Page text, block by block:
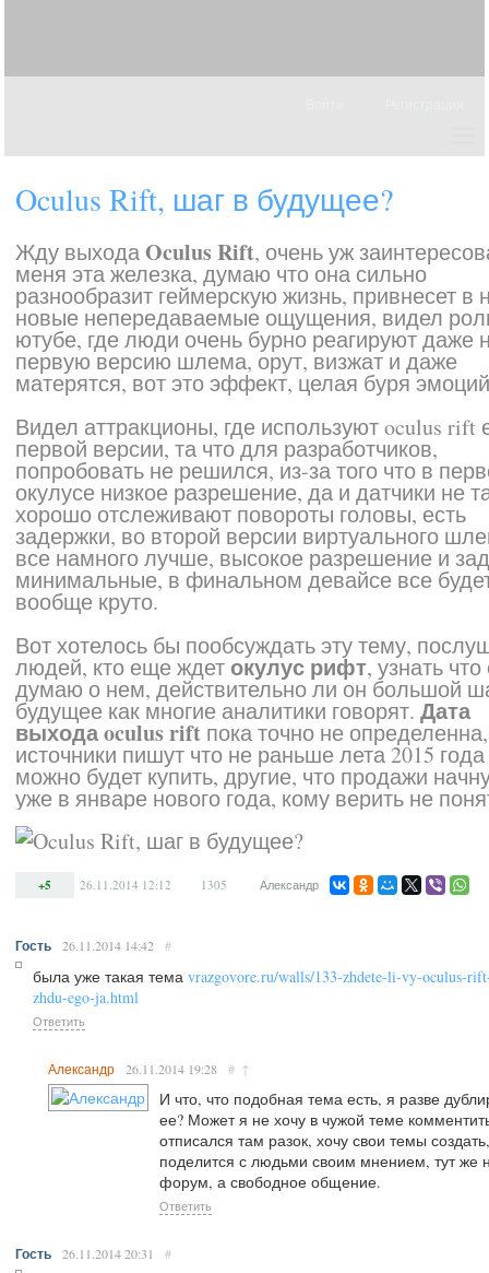
Oculus Rift, шаг в будущее?
Жду выходаOculus Rift, очень уж
меня эта железка, думаю что она сильно
разнообразит геймерскую жизнь, привнесет в
новые непередаваемые ощущения, видел
ютубе, где люди очень бурно реагируют даже
первую версию шлема, орут, визжат и даже
матерятся, вот это эффект, целая буря
Видел аттракционы, где используют oculus rift
первой версии, та что для разработчиков,
попробовать не решился, из-за того что в
окулусе низкое разрешение, да и датчики не
хорошо отслеживают повороты головы, есть
задержки, во второй версии виртуального
все намного лучше, высокое разрешение и
минимальные, в финальном девайсе все
вообще круто.
Вот хотелось бы пообсуждать эту тему,
людей, кто еще ждетокулус рифт, узнать
думаю о нем, действительно ли он большой
будущее как многие аналитики говорят.Дата
выхода oculus rift пока точно не
источники пишут что не раньше лета 2015 года
можно будет купить, другие, что продажи
уже в январе нового года, кому верить не
+5 26.11.2014 12:12 1305 Александр
Гость 26.11.2014 14:42 #
была уже такая темаvrazgovore.ru/walls/133-zhdete-li-vy-oculus-
zhdu-ego-ja.html
Ответить
Александр 26.11.2014 19:28 # ↑
И что, что подобная тема есть, я разве
ее? Может я не хочу в чужой теме
отписался там разок, хочу свои темы
поделится с людьми своим мнением, тут же
форум, а свободное общение.
Ответить
Гость 26.11.2014 20:31 #